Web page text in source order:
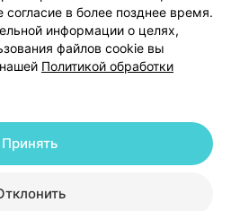
Вакансии
Партнеры
103.by
в поддержку
настройки Cookie
| 220012, Республика Беларусь,
291212755
согласие в более позднее время.
информации о целях,
файлов cookie вы
Политикой обработки
Принять